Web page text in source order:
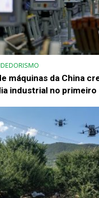
máquinas da China
industrial no